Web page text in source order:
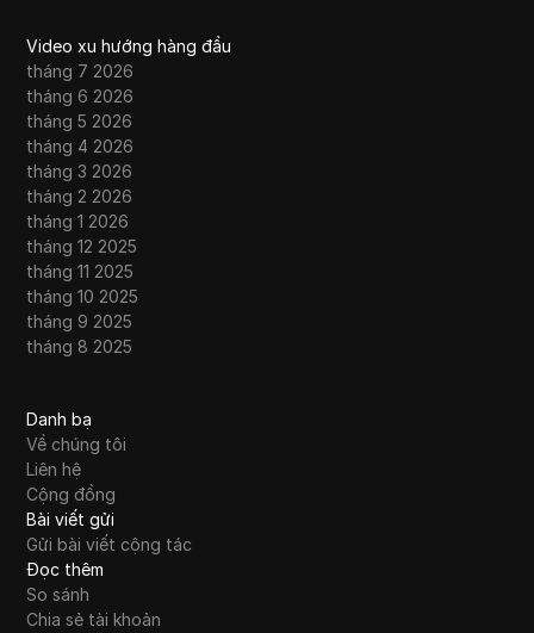
Video xu hướng hàng đầu
tháng 7 2026
tháng 6 2026
tháng 5 2026
tháng 4 2026
tháng 3 2026
tháng 2 2026
tháng 1 2026
tháng 12 2025
tháng 11 2025
tháng 10 2025
tháng 9 2025
tháng 8 2025
Danh bạ
Về chúng tôi
Liên hệ
Cộng đồng
Bài viết gửi
Gửi bài viết cộng tác
Đọc thêm
So sánh
Chia sẻ tài khoản